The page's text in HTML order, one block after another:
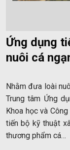
Ứng dụng
nuôi cá
Nhằm đưa loài
Trung tâm Ứng
Khoa học và
tiến bộ kỹ thuật
thương phẩm cá…